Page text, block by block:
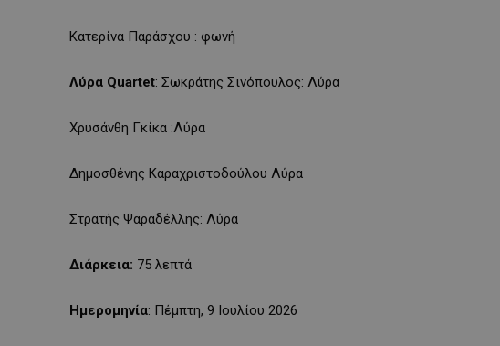
Κατερίνα Παράσχου : φωνή
Λύρα Quartet: Σωκράτης Σινόπουλος: Λύρα
Χρυσάνθη Γκίκα :Λύρα
Δημοσθένης Καραχριστοδούλου Λύρα
Στρατής Ψαραδέλλης: Λύρα
Διάρκεια: 75 λεπτά
Ημερομηνία: Πέμπτη, 9 Ιουλίου 2026